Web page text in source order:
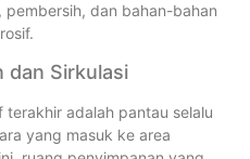
dan bahan-bahan
dan Sirkulasi
adalah pantau selalu
yang masuk ke area